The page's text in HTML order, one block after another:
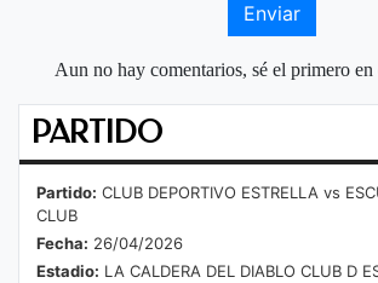
Enviar
Aun no hay comentarios, sé el primero
PARTIDO
Partido: CLUB DEPORTIVO ESTRELLA vs
CLUB
Fecha: 26/04/2026
Estadio: LA CALDERA DEL DIABLO CLUB D